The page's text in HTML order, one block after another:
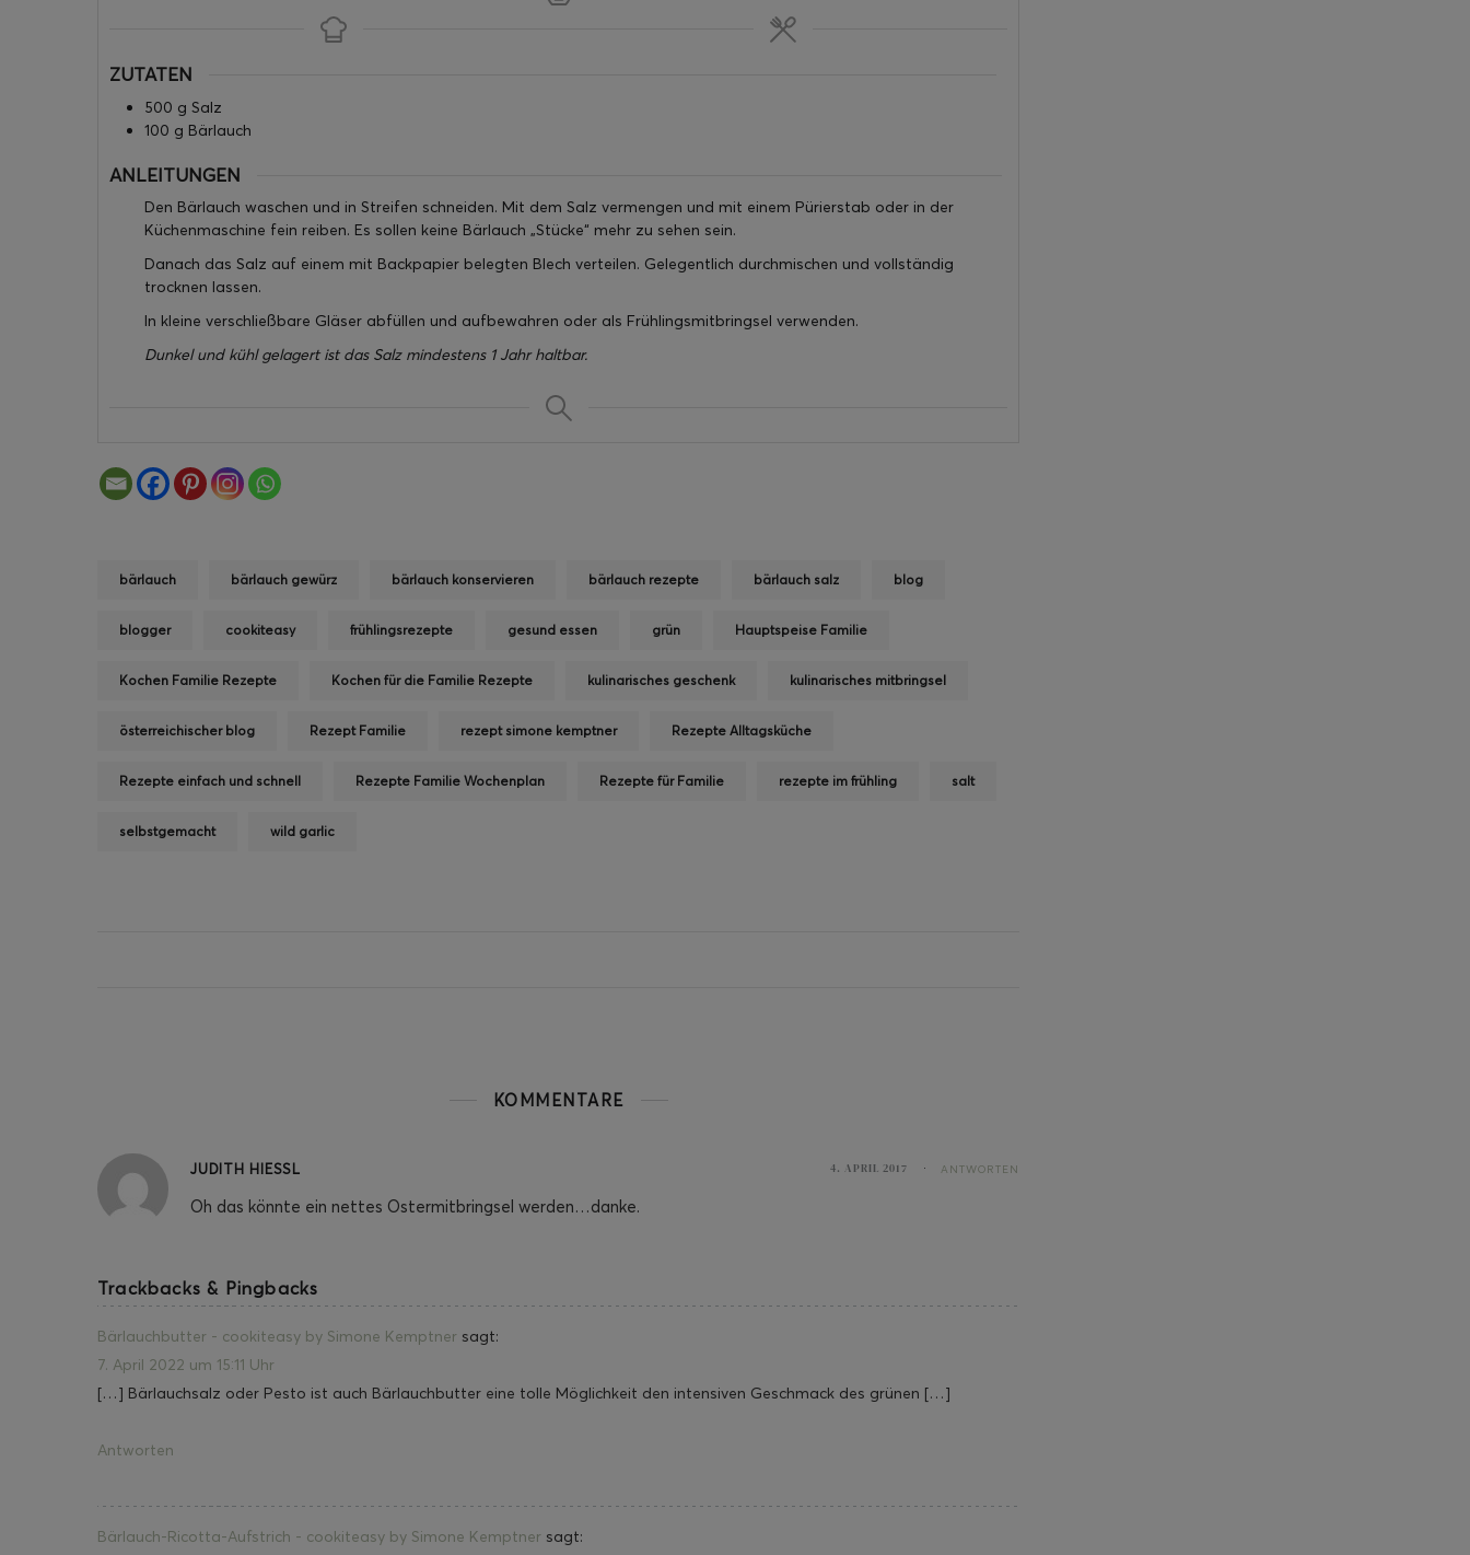
ZUTATEN
500 g Salz
100 g Bärlauch
ANLEITUNGEN
Den Bärlauch waschen und in Streifen schneiden. Mit dem Salz vermengen und mit einem Pürierstab oder in der
Küchenmaschine fein reiben. Es sollen keine Bärlauch „Stücke“ mehr zu sehen sein.
Danach das Salz auf einem mit Backpapier belegten Blech verteilen. Gelegentlich durchmischen und vollständig
trocknen lassen.
In kleine verschließbare Gläser abfüllen und aufbewahren oder als Frühlingsmitbringsel verwenden.
Dunkel und kühl gelagert ist das Salz mindestens 1 Jahr haltbar.
bärlauch bärlauch gewürz bärlauch konservieren bärlauch rezepte bärlauch salz blog
blogger cookiteasy frühlingsrezepte gesund essen grün Hauptspeise Familie
Kochen Familie Rezepte Kochen für die Familie Rezepte kulinarisches geschenk kulinarisches mitbringsel
österreichischer blog Rezept Familie rezept simone kemptner Rezepte Alltagsküche
Rezepte einfach und schnell Rezepte Familie Wochenplan Rezepte für Familie rezepte im frühling salt
selbstgemacht wild garlic
KOMMENTARE
JUDITH HIESSL 4. APRIL 2017 ANTWORTEN
Oh das könnte ein nettes Ostermitbringsel werden…danke.
Trackbacks & Pingbacks
Bärlauchbutter - cookiteasy by Simone Kemptner sagt:
7. April 2022 um 15:11 Uhr
[…] Bärlauchsalz oder Pesto ist auch Bärlauchbutter eine tolle Möglichkeit den intensiven Geschmack des grünen […]
Antworten
Bärlauch-Ricotta-Aufstrich - cookiteasy by Simone Kemptner sagt: